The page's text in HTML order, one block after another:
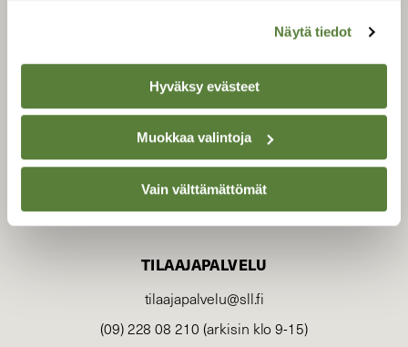
Näytä tiedot
Hyväksy evästeet
Muokkaa valintoja
Vain välttämättömät
luonnonsuojelu­liitto.
TILAAJAPALVELU
tilaajapalvelu@sll.fi
(09) 228 08 210 (arkisin klo 9-15)